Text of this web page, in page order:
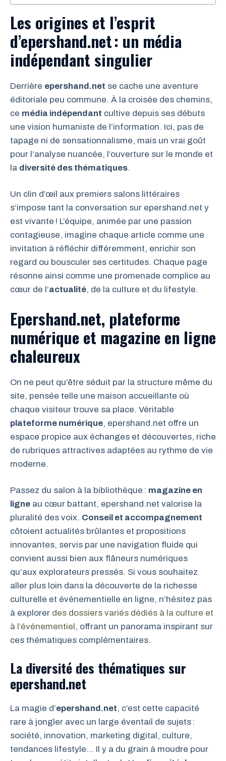
Les origines et l’esprit
d’epershand.net : un média
indépendant singulier
Derrière epershand.net se cache une aventure
éditoriale peu commune. À la croisée des chemins,
ce média indépendant cultive depuis ses débuts
une vision humaniste de l’information. Ici, pas de
tapage ni de sensationnalisme, mais un vrai goût
pour l’analyse nuancée, l’ouverture sur le monde et
la diversité des thématiques.
Un clin d’œil aux premiers salons littéraires
s’impose tant la conversation sur epershand.net y
est vivante ! L’équipe, animée par une passion
contagieuse, imagine chaque article comme une
invitation à réfléchir différemment, enrichir son
regard ou bousculer ses certitudes. Chaque page
résonne ainsi comme une promenade complice au
cœur de l’actualité, de la culture et du lifestyle.
Epershand.net, plateforme
numérique et magazine en ligne
chaleureux
On ne peut qu’être séduit par la structure même du
site, pensée telle une maison accueillante où
chaque visiteur trouve sa place. Véritable
plateforme numérique, epershand.net offre un
espace propice aux échanges et découvertes, riche
de rubriques attractives adaptées au rythme de vie
moderne.
Passez du salon à la bibliothèque : magazine en
ligne au cœur battant, epershand.net valorise la
pluralité des voix. Conseil et accompagnement
côtoient actualités brûlantes et propositions
innovantes, servis par une navigation fluide qui
convient aussi bien aux flâneurs numériques
qu’aux explorateurs pressés. Si vous souhaitez
aller plus loin dans la découverte de la richesse
culturelle et événementielle en ligne, n’hésitez pas
à explorer des dossiers variés dédiés à la culture et
à l’événementiel, offrant un panorama inspirant sur
ces thématiques complémentaires.
La diversité des thématiques sur
epershand.net
La magie d’epershand.net, c’est cette capacité
rare à jongler avec un large éventail de sujets :
société, innovation, marketing digital, culture,
tendances lifestyle… Il y a du grain à moudre pour